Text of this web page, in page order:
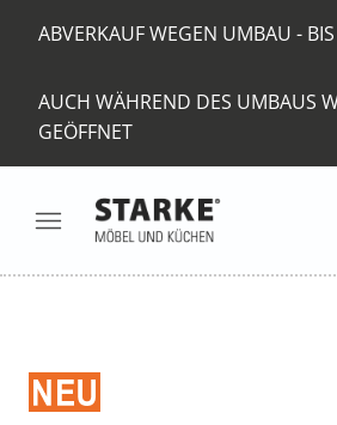
ABVERKAUF WEGEN UMBAU -
AUCH WÄHREND DES UMBAUS
GEÖFFNET